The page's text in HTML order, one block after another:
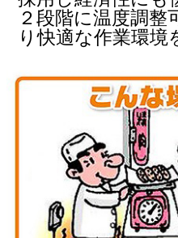
２段階に温度調
り快適な作業環境